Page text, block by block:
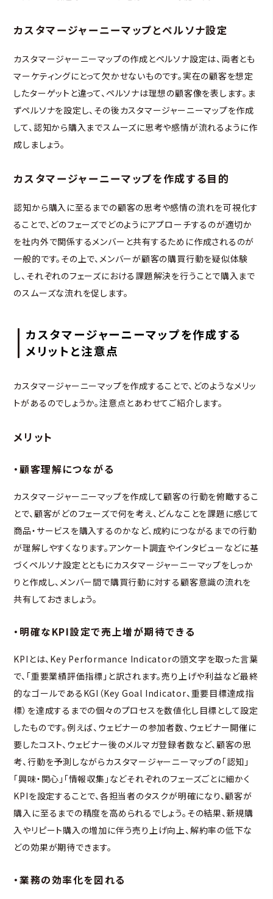
カスタマージャーニーマップとペルソナ設定
カスタマージャーニーマップの作成とペルソナ設定は、両者とも
マーケティングにとって欠かせないものです。実在の顧客を想定
したターゲットと違って、ペルソナは理想の顧客像を表します。ま
ずペルソナを設定し、その後カスタマージャーニーマップを作成
して、認知から購入までスムーズに思考や感情が流れるように作
成しましょう。
カスタマージャーニーマップを作成する目的
認知から購入に至るまでの顧客の思考や感情の流れを可視化す
ることで、どのフェーズでどのようにアプローチするのが適切か
を社内外で関係するメンバーと共有するために作成されるのが
一般的です。その上で、メンバーが顧客の購買行動を疑似体験
し、それぞれのフェーズにおける課題解決を行うことで購入まで
のスムーズな流れを促します。
カスタマージャーニーマップを作成する
メリットと注意点
カスタマージャーニーマップを作成することで、どのようなメリッ
トがあるのでしょうか。注意点とあわせてご紹介します。
メリット
・顧客理解につながる
カスタマージャーニーマップを作成して顧客の行動を俯瞰するこ
とで、顧客がどのフェーズで何を考え、どんなことを課題に感じて
商品・サービスを購入するのかなど、成約につながるまでの行動
が理解しやすくなります。アンケート調査やインタビューなどに基
づくペルソナ設定とともにカスタマージャーニーマップをしっか
りと作成し、メンバー間で購買行動に対する顧客意識の流れを
共有しておきましょう。
・明確なKPI設定で売上増が期待できる
KPIとは、Key Performance Indicatorの頭文字を取った言葉
で、「重要業績評価指標」と訳されます。売り上げや利益など最終
的なゴールであるKGI（Key Goal Indicator、重要目標達成指
標）を達成するまでの個々のプロセスを数値化し目標として設定
したものです。例えば、ウェビナーの参加者数、ウェビナー開催に
要したコスト、ウェビナー後のメルマガ登録者数など、顧客の思
考、行動を予測しながらカスタマージャーニーマップの「認知」
「興味・関心」「情報収集」などそれぞれのフェーズごとに細かく
KPIを設定することで、各担当者のタスクが明確になり、顧客が
購入に至るまでの精度を高められるでしょう。その結果、新規購
入やリピート購入の増加に伴う売り上げ向上、解約率の低下な
どの効果が期待できます。
・業務の効率化を図れる